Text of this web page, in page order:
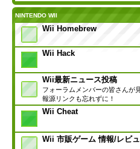
NINTENDO WII
Wii Homebrew
Wii Hack
Wii最新ニュース投稿
フォーラムメンバーの皆さんが
報源リンクも忘れずに！
Wii Cheat
Wii 市販ゲーム 情報/レビ